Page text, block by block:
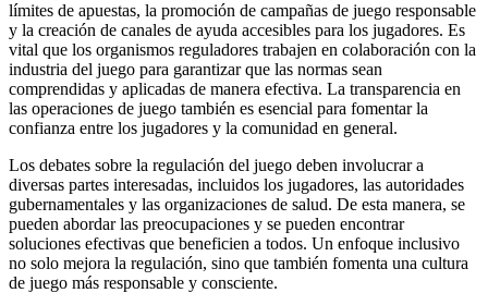
límites de apuestas, la promoción de campañas de juego responsable
y la creación de canales de ayuda accesibles para los jugadores. Es
vital que los organismos reguladores trabajen en colaboración con la
industria del juego para garantizar que las normas sean
comprendidas y aplicadas de manera efectiva. La transparencia en
las operaciones de juego también es esencial para fomentar la
confianza entre los jugadores y la comunidad en general.
Los debates sobre la regulación del juego deben involucrar a
diversas partes interesadas, incluidos los jugadores, las autoridades
gubernamentales y las organizaciones de salud. De esta manera, se
pueden abordar las preocupaciones y se pueden encontrar
soluciones efectivas que beneficien a todos. Un enfoque inclusivo
no solo mejora la regulación, sino que también fomenta una cultura
de juego más responsable y consciente.